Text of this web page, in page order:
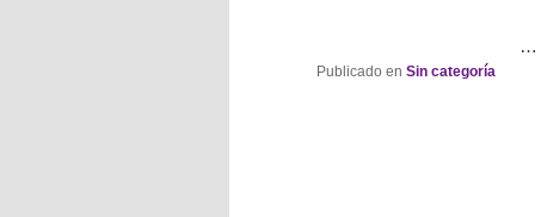
…
Publicado en Sin categoría